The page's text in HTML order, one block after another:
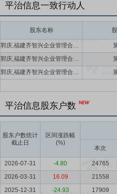
平治信息一致行动人
股东名称
郭庆,福建齐智兴企业管理合伙企业(有限合伙)
郭庆,福建齐智兴企业管理合伙企业(有限合伙)
郭庆,福建齐智兴企业管理合伙企业(有限合伙)
平治信息股东户数
股东户数统计
截止日
区间涨跌幅
(%)
本次
2026-07-31 -4.80 24765
2026-03-31
16.09 21558
2025-12-31
-24.93 17909